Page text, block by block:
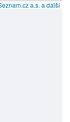
a.s. a další